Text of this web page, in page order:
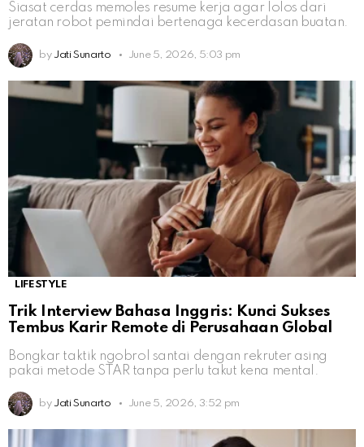
Siasat cerdas memoles resume kerja agar lolos dari
jeratan robot pemindai bertenaga kecerdasan buatan.
by Jati Sunarto June 5, 2026, 5:03 pm
LIFESTYLE
Trik Interview Bahasa Inggris: Kunci Sukses
Tembus Karir Remote di Perusahaan Global
Bongkar taktik ngobrol santai dengan rekruter asing
pakai metode STAR tanpa perlu takut kena mental.
by Jati Sunarto June 5, 2026, 3:52 pm